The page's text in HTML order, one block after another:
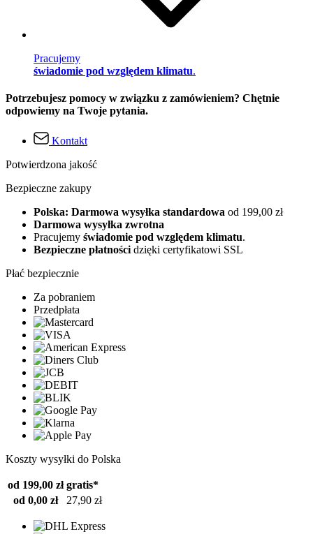
Pracujemy
świadomie pod względem klimatu.
Potrzebujesz pomocy w związku z zamówieniem? Chętnie
odpowiemy na Twoje pytania.
Kontakt
Potwierdzona jakość
Bezpieczne zakupy
Polska: Darmowa wysyłka standardowa od 199,00 zł
Darmowa wysyłka zwrotna
Pracujemy świadomie pod względem klimatu.
Bezpieczne płatnościdzięki certyfikatowi SSL
Płać bezpiecznie
Za pobraniem
Przedpłata
Koszty wysyłki do Polska
od 199,00 zł gratis*
od 0,00 zł
27,90 zł